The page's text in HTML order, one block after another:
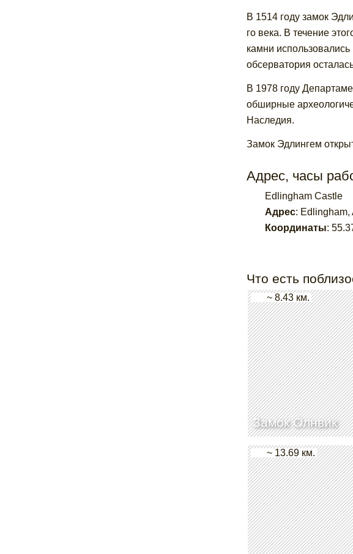
В 1514 году замок
го века. В течение
камни
обсерватория
В 1978 году
обширные
Наследия.
Замок Эдлингем
Адрес, часы
Edlingham Castle
Адрес:
Координаты:
Что есть
Замок Олнвик
~ 8.43 км.
~ 13.69 км.